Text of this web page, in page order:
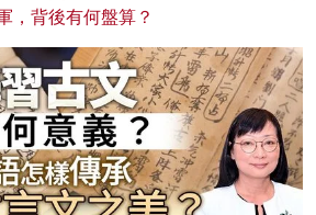
，背後有何盤算？